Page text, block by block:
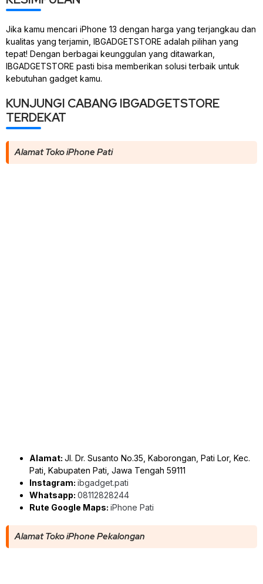
Jika kamu mencari iPhone 13 dengan harga yang terjangkau dan
kualitas yang terjamin, IBGADGETSTORE adalah pilihan yang
tepat! Dengan berbagai keunggulan yang ditawarkan,
IBGADGETSTORE pasti bisa memberikan solusi terbaik untuk
kebutuhan gadget kamu.
KUNJUNGI CABANG IBGADGETSTORE
TERDEKAT
Alamat Toko iPhone Pati
Alamat: Jl. Dr. Susanto No.35, Kaborongan, Pati Lor, Kec.
Pati, Kabupaten Pati, Jawa Tengah 59111
Instagram: ibgadget.pati
Whatsapp: 08112828244
Rute Google Maps: iPhone Pati
Alamat Toko iPhone Pekalongan